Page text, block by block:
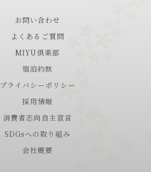
お問い合わせ
よくあるご質問
MIYU倶楽部
宿泊約款
プライバシーポリシー
採用情報
消費者志向自主宣言
SDGsへの取り組み
会社概要